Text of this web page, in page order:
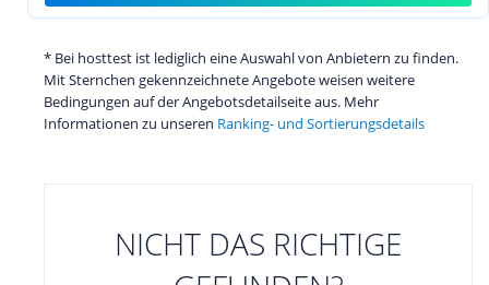
* Bei hosttest ist lediglich eine Auswahl von Anbietern zu finden.
Mit Sternchen gekennzeichnete Angebote weisen weitere
Bedingungen auf der Angebotsdetailseite aus. Mehr
Informationen zu unseren Ranking- und Sortierungsdetails
NICHT DAS RICHTIGE